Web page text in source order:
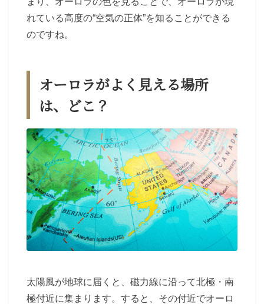
れている高度の“空気の正体”を知ることができる
のですね。
オーロラがよく見える場所
は、どこ？
太陽風が地球に届くと、磁力線に沿って北極・南
極付近に集まります。すると、その付近でオーロ